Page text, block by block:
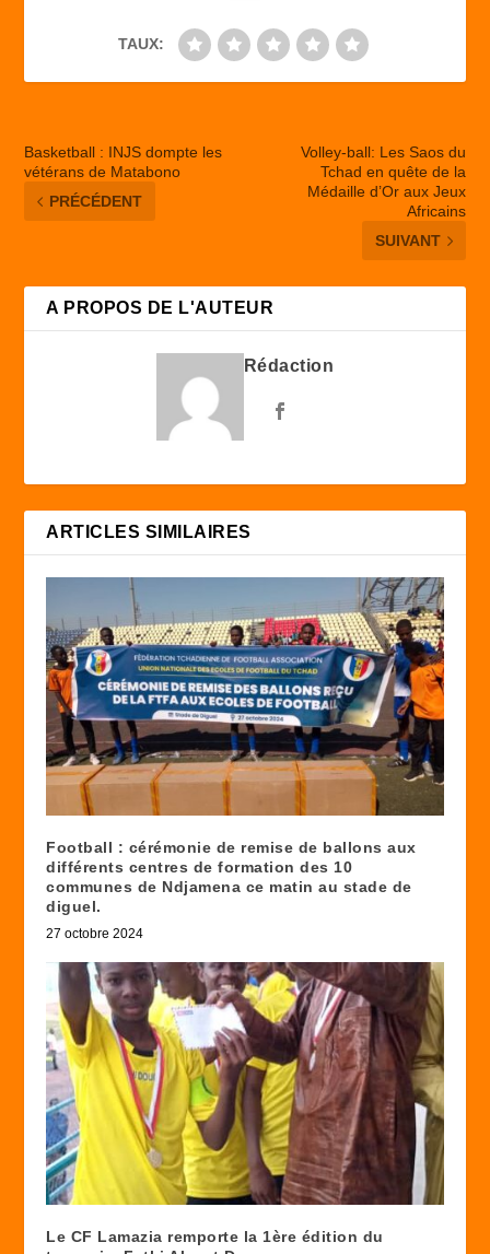
TAUX:
Basketball : INJS dompte les
vétérans de Matabono
PRÉCÉDENT
Volley-ball: Les Saos du
Tchad en quête de la
Médaille d’Or aux Jeux
Africains
SUIVANT
A PROPOS DE L'AUTEUR
Rédaction
ARTICLES SIMILAIRES
Football : cérémonie de remise de ballons aux
différents centres de formation des 10
communes de Ndjamena ce matin au stade de
diguel.
27 octobre 2024
Le CF Lamazia remporte la 1ère édition du